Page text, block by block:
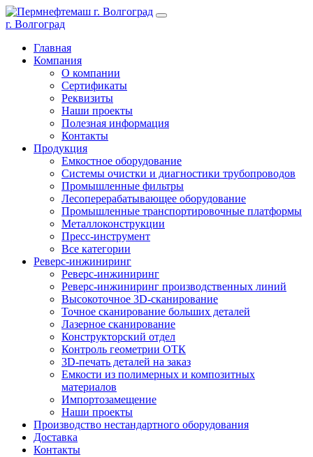
г. Волгоград
Главная
Компания
О компании
Сертификаты
Реквизиты
Наши проекты
Полезная информация
Контакты
Продукция
Емкостное оборудование
Системы очистки и диагностики трубопроводов
Промышленные фильтры
Лесоперерабатывающее оборудование
Промышленные транспортировочные платформы
Металлоконструкции
Пресс-инструмент
Все категории
Реверс-инжиниринг
Реверс-инжиниринг
Реверс-инжиниринг производственных линий
Высокоточное 3D-сканирование
Точное сканирование больших деталей
Лазерное сканирование
Конструкторский отдел
Контроль геометрии ОТК
3D-печать деталей на заказ
Емкости из полимерных и композитных
материалов
Импортозамещение
Наши проекты
Производство нестандартного оборудования
Доставка
Контакты